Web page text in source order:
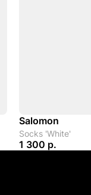
Salomon
Socks 'White'
1 300 р.